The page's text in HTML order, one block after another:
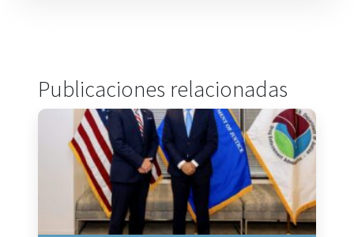
Publicaciones relacionadas